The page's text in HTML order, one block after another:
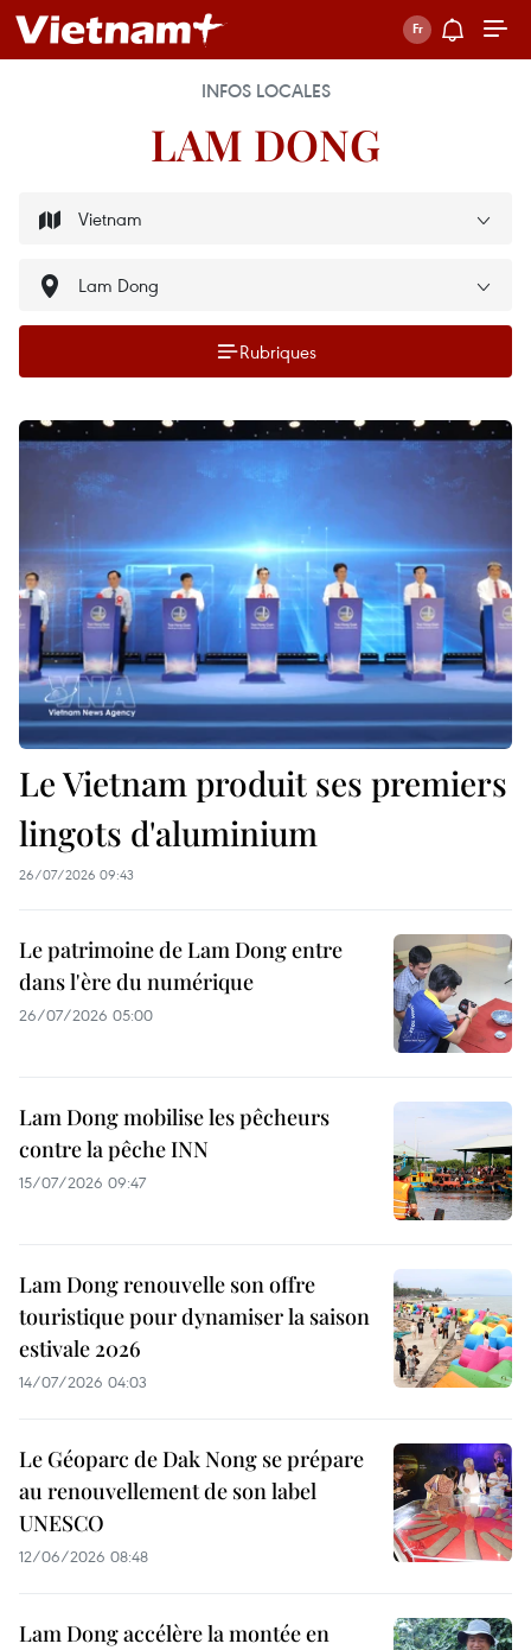
INFOS LOCALES
LAM DONG
Rubriques
Le Vietnam produit ses premiers
lingots d'aluminium
26/07/2026 09:43
Le patrimoine de Lam Dong entre
dans l'ère du numérique
26/07/2026 05:00
Lam Dong mobilise les pêcheurs
contre la pêche INN
15/07/2026 09:47
Lam Dong renouvelle son offre
touristique pour dynamiser la saison
estivale 2026
14/07/2026 04:03
Le Géoparc de Dak Nong se prépare
au renouvellement de son label
UNESCO
12/06/2026 08:48
Lam Dong accélère la montée en